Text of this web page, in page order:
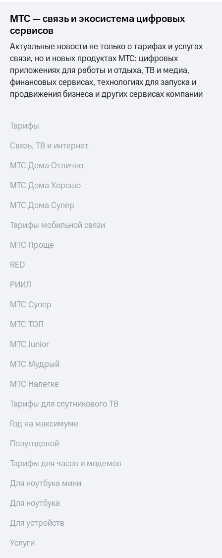
Акционерный
капитал
Контроль
и
аудит
акций
Описание
Программа
приобретения
Рынок
Еврооблигации-2023
о
погашении
именных
Другое
развитие
этика
На главную
МТС — связь и экосистема цифровых
сервисов
Актуальные новости не только о тарифах и услугах
связи, но и новых продуктах МТС: цифровых
приложениях для работы и отдыха, ТВ и медиа,
финансовых сервисах, технологиях для запуска и
продвижения бизнеса и других сервисах компании
Тарифы
Связь, ТВ и интернет
МТС Дома Отлично
МТС Дома Хорошо
МТС Дома Супер
Тарифы мобильной связи
МТС Проще
RED
РИИЛ
МТС Супер
МТС ТОП
МТС Junior
МТС Мудрый
МТС Налегке
Тарифы для спутникового ТВ
Год на максимуме
Полугодовой
Тарифы для часов и модемов
Для ноутбука мини
Для ноутбука
Для устройств
Услуги